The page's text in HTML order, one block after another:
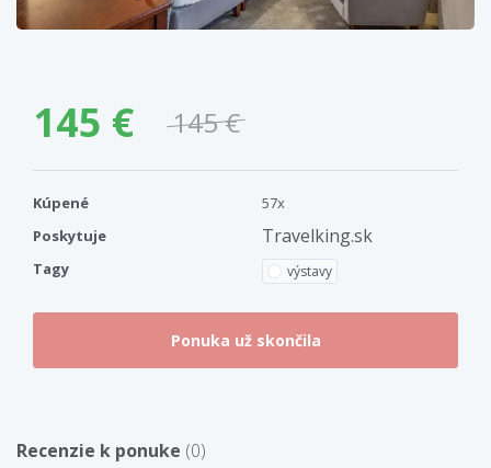
145 € 145 €
Kúpené
57x
Poskytuje
Travelking.sk
Tagy výstavy
Recenzie k ponuke (0)